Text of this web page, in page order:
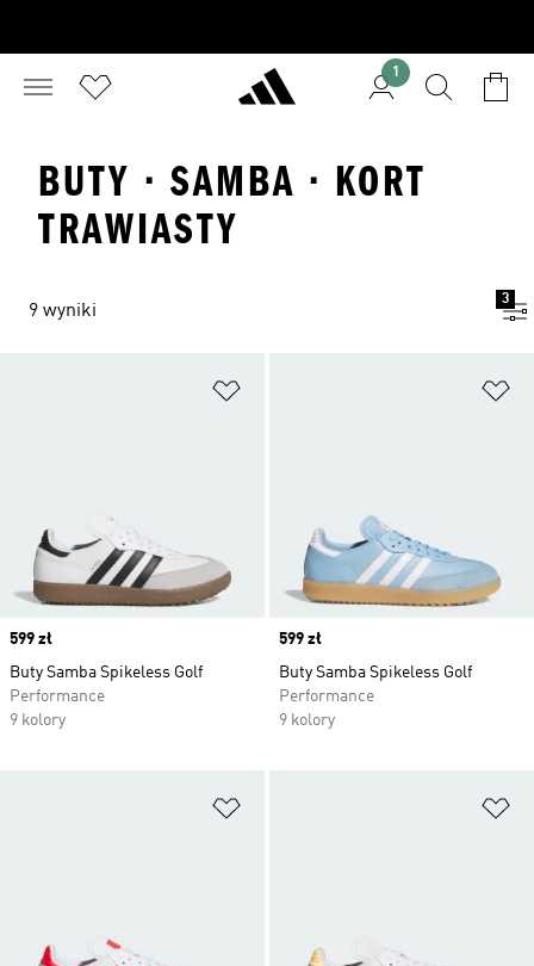
1
BUTY · SAMBA · KORT
TRAWIASTY
9 wyniki
3
Price
599 zł
Buty Samba Spikeless Golf
Performance
9 kolory
Price
599 zł
Buty Samba Spikeless Golf
Performance
9 kolory